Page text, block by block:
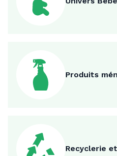
Produits
Recyclerie